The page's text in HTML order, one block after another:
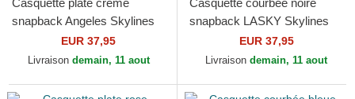
Casquette plate crème
snapback Angeles Skylines
The Snap Homenage
EUR 37,95
Livraison demain, 11 aout
Casquette courbée noire
snapback LASKY Skylines
The Retro Homenage
EUR 37,95
Livraison demain, 11 aout